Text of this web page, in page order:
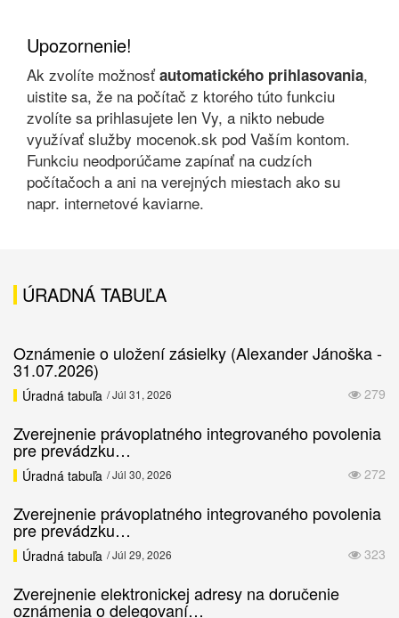
Upozornenie!
Ak zvolíte možnosťautomatického prihlasovania,
uistite sa, že na počítač z ktorého túto funkciu
zvolíte sa prihlasujete len Vy, a nikto nebude
využívať služby mocenok.sk pod Vaším kontom.
Funkciu neodporúčame zapínať na cudzích
počítačoch a ani na verejných miestach ako su
napr. internetové kaviarne.
ÚRADNÁ TABUĽA
Oznámenie o uložení zásielky (Alexander Jánoška -
31.07.2026)
279
Úradná tabuľa / Júl 31, 2026
Zverejnenie právoplatného integrovaného povolenia
pre prevádzku…
272
Úradná tabuľa / Júl 30, 2026
Zverejnenie právoplatného integrovaného povolenia
pre prevádzku…
323
Úradná tabuľa / Júl 29, 2026
Zverejnenie elektronickej adresy na doručenie
oznámenia o delegovaní…